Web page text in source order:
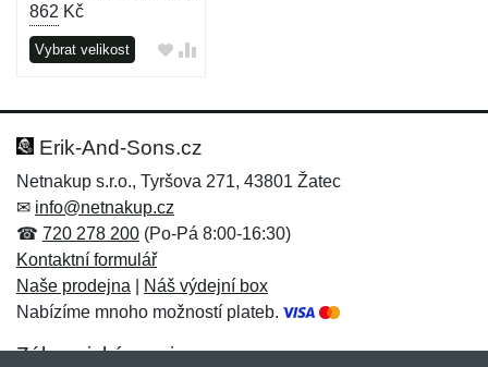
862 Kč
Vybrat velikost
Erik-And-Sons.cz
Netnakup s.r.o., Tyršova 271, 43801 Žatec
✉ info@netnakup.cz
☎ 720 278 200 (Po-Pá 8:00-16:30)
Kontaktní formulář
Naše prodejna
Náš výdejní box
Nabízíme mnoho možností plateb.
Zákaznický servis